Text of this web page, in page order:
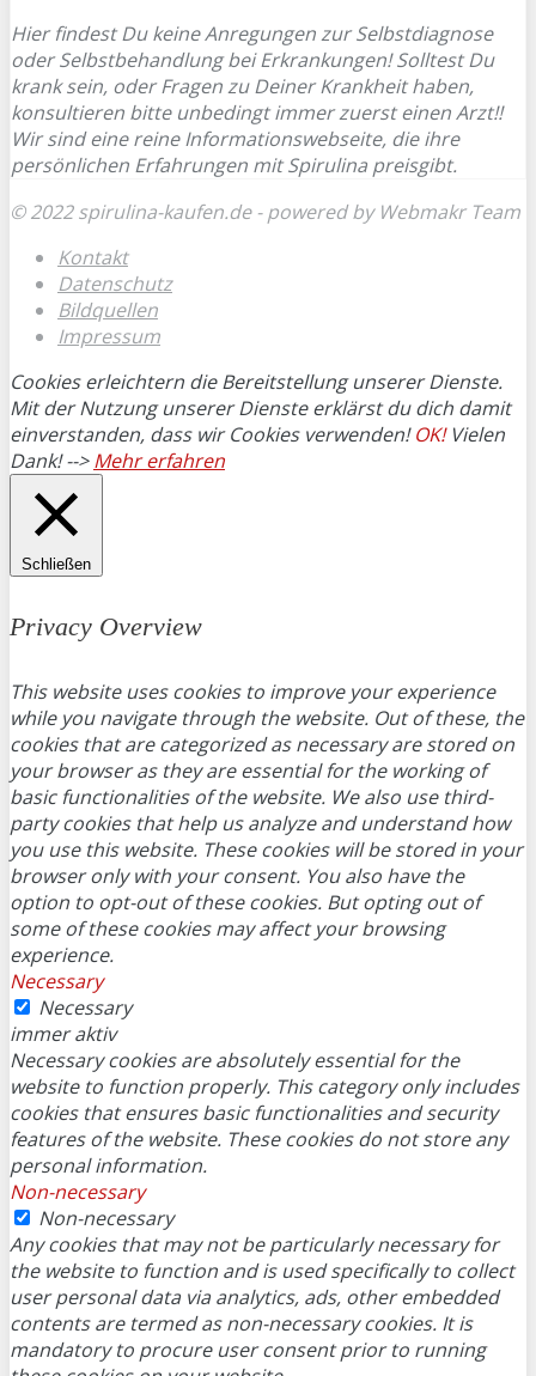
Hier findest Du keine Anregungen zur Selbstdiagnose
oder Selbstbehandlung bei Erkrankungen! Solltest Du
krank sein, oder Fragen zu Deiner Krankheit haben,
konsultieren bitte unbedingt immer zuerst einen Arzt!!
Wir sind eine reine Informationswebseite, die ihre
persönlichen Erfahrungen mit Spirulina preisgibt.
© 2022 spirulina-kaufen.de - powered by Webmakr Team
Kontakt
Datenschutz
Bildquellen
Impressum
Cookies erleichtern die Bereitstellung unserer Dienste.
Mit der Nutzung unserer Dienste erklärst du dich damit
einverstanden, dass wir Cookies verwenden!OK!Vielen
Dank! -->Mehr erfahren
Schließen
Privacy Overview
This website uses cookies to improve your experience
while you navigate through the website. Out of these, the
cookies that are categorized as necessary are stored on
your browser as they are essential for the working of
basic functionalities of the website. We also use third-
party cookies that help us analyze and understand how
you use this website. These cookies will be stored in your
browser only with your consent. You also have the
option to opt-out of these cookies. But opting out of
some of these cookies may affect your browsing
experience.
Necessary
Necessary
immer aktiv
Necessary cookies are absolutely essential for the
website to function properly. This category only includes
cookies that ensures basic functionalities and security
features of the website. These cookies do not store any
personal information.
Non-necessary
Non-necessary
Any cookies that may not be particularly necessary for
the website to function and is used specifically to collect
user personal data via analytics, ads, other embedded
contents are termed as non-necessary cookies. It is
mandatory to procure user consent prior to running